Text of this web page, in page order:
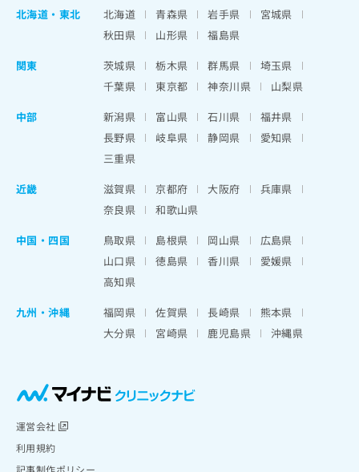
北海道 ・ 東北 北海道 青森県 岩手県
宮城県
秋田県
山形県
福島県
関東
茨城県 栃木県 群馬県
埼玉県
千葉県
東京都 神奈川県
山梨県
中部
新潟県 富山県 石川県
福井県
長野県
岐阜県 静岡県
愛知県
三重県
近畿
滋賀県 京都府 大阪府
兵庫県
奈良県
和歌山県
中国・四国
鳥取県 島根県 岡山県
広島県
山口県
徳島県 香川県
愛媛県
高知県
九州・沖縄
福岡県 佐賀県 長崎県
熊本県
大分県
宮崎県 鹿児島県 沖縄県
運営会社
利用規約
記事制作ポリシー